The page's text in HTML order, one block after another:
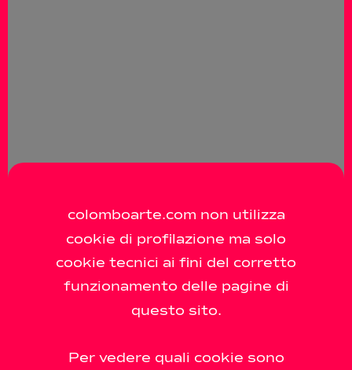
colomboarte.com non utilizza
cookie di profilazione ma solo
cookie tecnici ai fini del corretto
funzionamento delle pagine di
questo sito.
Per vedere quali cookie sono